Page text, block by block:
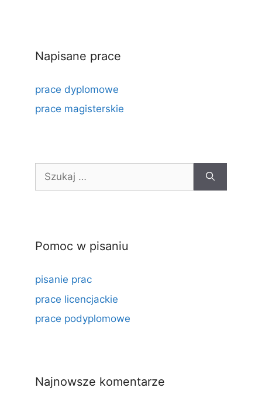
Napisane prace
prace dyplomowe
prace magisterskie
Szukaj:
Pomoc w pisaniu
pisanie prac
prace licencjackie
prace podyplomowe
Najnowsze komentarze